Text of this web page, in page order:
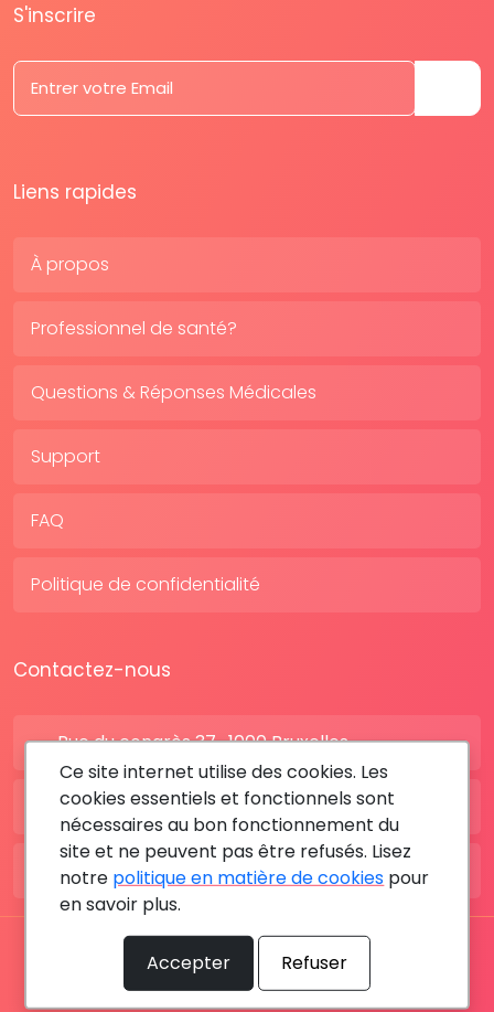
S'inscrire
Liens rapides
À propos
Professionnel de santé?
Questions & Réponses Médicales
Support
FAQ
Politique de confidentialité
Contactez-nous
Rue du congrès 37 , 1000 Bruxelles
BE: +32 28080227
FR: +33 183642895
Tous les droits sont réservés © 2026 RDV MÉDICAL By
MediaSatCom
Ce site internet utilise des cookies. Les
cookies essentiels et fonctionnels sont
nécessaires au bon fonctionnement du
site et ne peuvent pas être refusés. Lisez
notre politique en matière de cookies pour
en savoir plus.
Accepter Refuser